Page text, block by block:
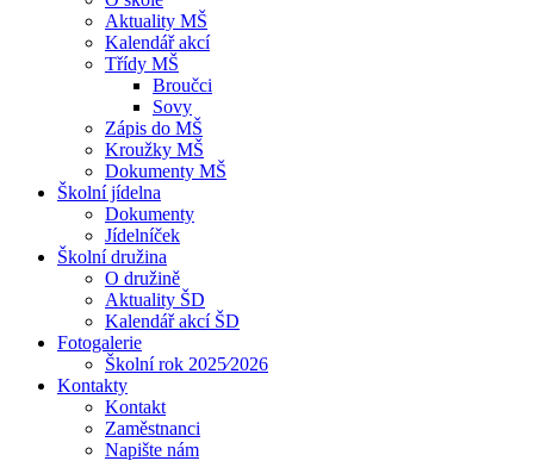
Aktuality MŠ
Kalendář akcí
Třídy MŠ
Broučci
Sovy
Zápis do MŠ
Kroužky MŠ
Dokumenty MŠ
Školní jídelna
Dokumenty
Jídelníček
Školní družina
O družině
Aktuality ŠD
Kalendář akcí ŠD
Fotogalerie
Školní rok 2025⁄2026
Kontakty
Kontakt
Zaměstnanci
Napište nám